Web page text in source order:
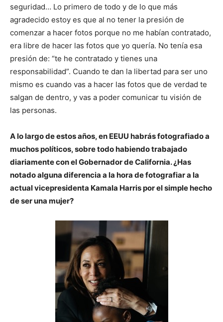
seguridad… Lo primero de todo y de lo que más
agradecido estoy es que al no tener la presión de
comenzar a hacer fotos porque no me habían contratado,
era libre de hacer las fotos que yo quería. No tenía esa
presión de: “te he contratado y tienes una
responsabilidad”. Cuando te dan la libertad para ser uno
mismo es cuando vas a hacer las fotos que de verdad te
salgan de dentro, y vas a poder comunicar tu visión de
las personas.
A lo largo de estos años, en EEUU habrás fotografiado a
muchos políticos, sobre todo habiendo trabajado
diariamente con el Gobernador de California. ¿Has
notado alguna diferencia a la hora de fotografiar a la
actual vicepresidenta Kamala Harris por el simple hecho
de ser una mujer?